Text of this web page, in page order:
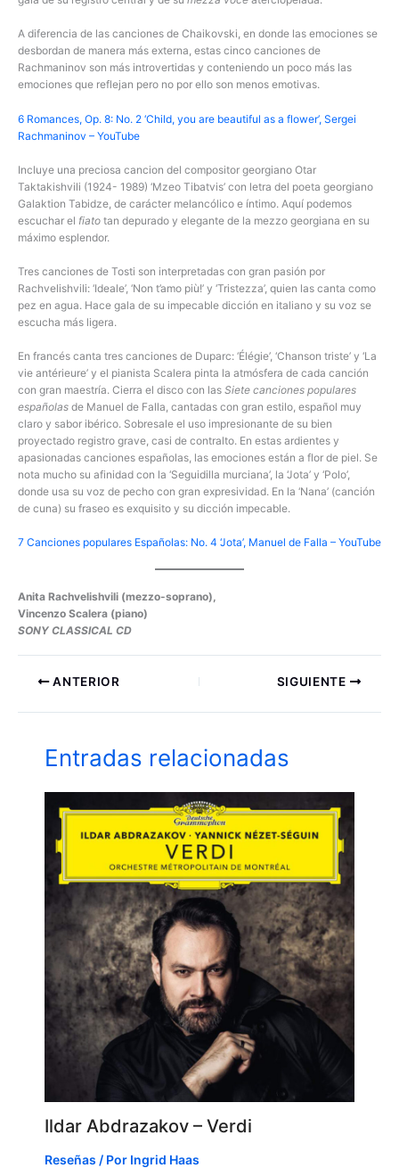
A diferencia de las canciones de Chaikovski, en donde las emociones se
desbordan de manera más externa, estas cinco canciones de
Rachmaninov son más introvertidas y conteniendo un poco más las
emociones que reflejan pero no por ello son menos emotivas.
6 Romances, Op. 8: No. 2 ‘Child, you are beautiful as a flower’, Sergei
Rachmaninov – YouTube
Incluye una preciosa cancion del compositor georgiano Otar
Taktakishvili (1924- 1989) ‘Mzeo Tibatvis’ con letra del poeta georgiano
Galaktion Tabidze, de carácter melancólico e íntimo. Aquí podemos
escuchar el fiato tan depurado y elegante de la mezzo georgiana en su
máximo esplendor.
Tres canciones de Tosti son interpretadas con gran pasión por
Rachvelishvili: ‘Ideale’, ‘Non t’amo più!’ y ‘Tristezza’, quien las canta como
pez en agua. Hace gala de su impecable dicción en italiano y su voz se
escucha más ligera.
En francés canta tres canciones de Duparc: ‘Élégie’, ‘Chanson triste’ y ‘La
vie antérieure’ y el pianista Scalera pinta la atmósfera de cada canción
con gran maestría. Cierra el disco con las Siete canciones populares
españolas de Manuel de Falla, cantadas con gran estilo, español muy
claro y sabor ibérico. Sobresale el uso impresionante de su bien
proyectado registro grave, casi de contralto. En estas ardientes y
apasionadas canciones españolas, las emociones están a flor de piel. Se
nota mucho su afinidad con la ‘Seguidilla murciana’, la ‘Jota’ y ‘Polo’,
donde usa su voz de pecho con gran expresividad. En la ‘Nana’ (canción
de cuna) su fraseo es exquisito y su dicción impecable.
7 Canciones populares Españolas: No. 4 ‘Jota’, Manuel de Falla – YouTube
Anita Rachvelishvili (mezzo-soprano),
Vincenzo Scalera (piano)
SONY CLASSICAL CD
ANTERIOR SIGUIENTE
Entradas relacionadas
Ildar Abdrazakov – Verdi
Reseñas / Por Ingrid Haas